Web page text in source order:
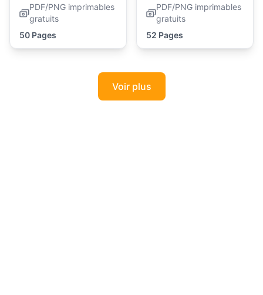
PDF/PNG imprimables
gratuits
50 Pages
PDF/PNG imprimables
gratuits
52 Pages
Voir plus